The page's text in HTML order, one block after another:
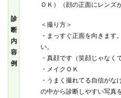
診
断
内
容
例
ＯＫ）（顔の正面にレンズ
＜撮り方＞
・まっすぐ正面を向きます
い。
・真顔です（笑顔じゃなく
・メイクＯＫ
・うまく撮れてる自信がな
の中から診断しやすい写真